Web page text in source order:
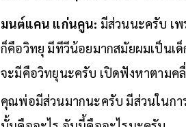
มนต์แคน แก่นคูน: มีส่วนนะครับ เพ
ก็คือวิทยุ มีทีวีน้อยมากสมัยผมเป็นเ
จะมีคือวิทยุนะครับ เปิดฟังหาตามค
คุณพ่อมีส่วนมากนะครับ มีส่วนในกา